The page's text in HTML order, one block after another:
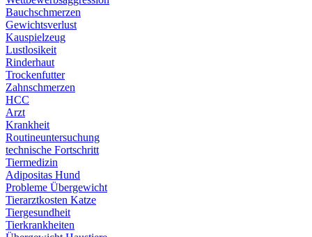
Bauchschmerzen
Gewichtsverlust
Kauspielzeug
Lustlosikeit
Rinderhaut
Trockenfutter
Zahnschmerzen
HCC
Arzt
Krankheit
Routineuntersuchung
technische Fortschritt
Tiermedizin
Adipositas Hund
Probleme Übergewicht
Tierarztkosten Katze
Tiergesundheit
Tierkrankheiten